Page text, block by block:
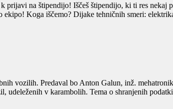
na štipendijo! Iščeš štipendijo, ki ti res nekaj
Koga iščemo? Dijake tehničnih smeri:
vozilih. Predaval bo Anton Galun, inž.
udeleženih v karambolih. Tema o shranjenih